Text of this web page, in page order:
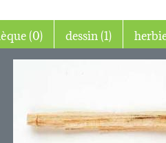
scanothèque (0) dessin (1)